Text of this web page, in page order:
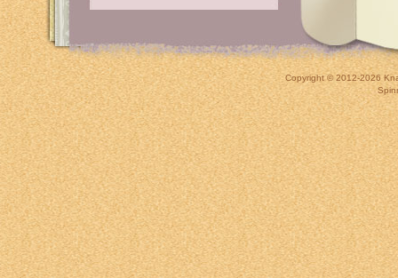
Copyright © 2012-2026